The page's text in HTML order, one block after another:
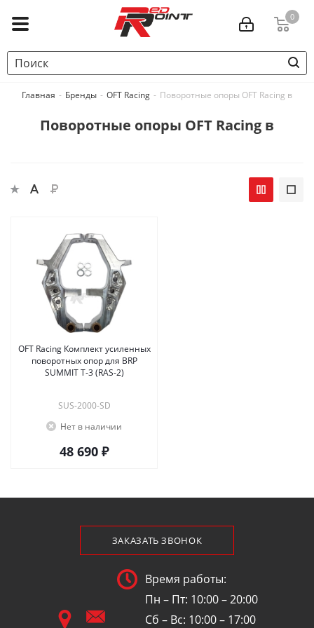
0
Главная - Бренды - OFT Racing - Поворотные опоры OFT Racing в
Поворотные опоры OFT Racing в
OFT Racing Комплект усиленных
поворотных опор для BRP
SUMMIT T-3 (RAS-2)
SUS-2000-SD
Нет в наличии
48 690 ₽
ЗАКАЗАТЬ ЗВОНОК
Время работы:
Пн – Пт: 10:00 – 20:00
Сб – Вс: 10:00 – 17:00